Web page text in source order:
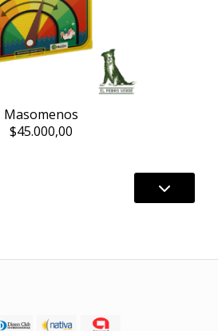
Masomenos
$45.000,00